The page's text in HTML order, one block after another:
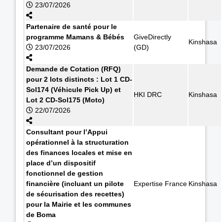
23/07/2026
Partenaire de santé pour le
programme Mamans & Bébés
23/07/2026
GiveDirectly
(GD)
Kinshasa
Demande de Cotation (RFQ)
pour 2 lots distincts : Lot 1 CD-
Sol174 (Véhicule Pick Up) et
Lot 2 CD-Sol175 (Moto)
22/07/2026
HKI DRC Kinshasa
Consultant pour l’Appui
opérationnel à la structuration
des finances locales et mise en
place d’un dispositif
fonctionnel de gestion
financière (incluant un pilote
de sécurisation des recettes)
pour la Mairie et les communes
de Boma
Expertise France Kinshasa